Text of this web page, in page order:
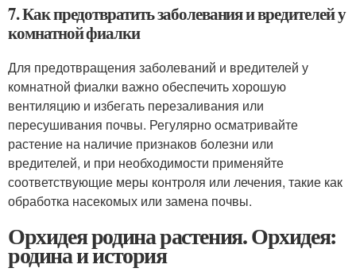
7. Как предотвратить заболевания и вредителей у
комнатной фиалки
Для предотвращения заболеваний и вредителей у
комнатной фиалки важно обеспечить хорошую
вентиляцию и избегать перезаливания или
пересушивания почвы. Регулярно осматривайте
растение на наличие признаков болезни или
вредителей, и при необходимости применяйте
соответствующие меры контроля или лечения, такие как
обработка насекомых или замена почвы.
Орхидея родина растения. Орхидея:
родина и история